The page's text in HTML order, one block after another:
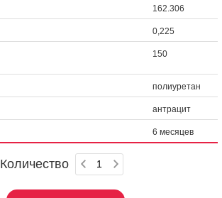
162.306
0,225
150
полиуретан
антрацит
6 месяцев
Количество